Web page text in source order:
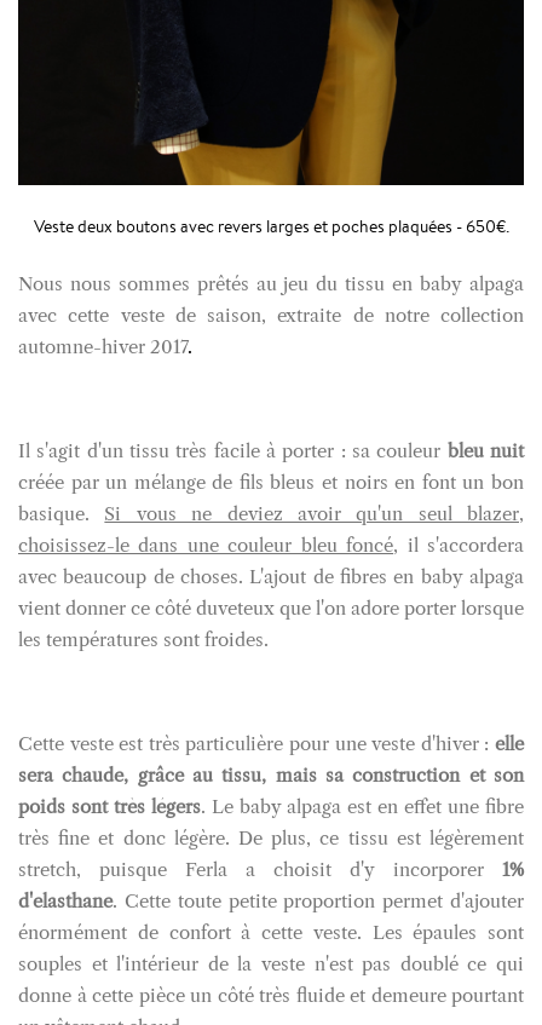
Veste deux boutons avec revers larges et poches plaquées - 650€.
Nous nous sommes prêtés au jeu du tissu en baby alpaga
avec cette veste de saison, extraite de notre collection
automne-hiver 2017.
Il s'agit d'un tissu très facile à porter : sa couleur bleu nuit
créée par un mélange de fils bleus et noirs en font un bon
basique. Si vous ne deviez avoir qu'un seul blazer,
choisissez-le dans une couleur bleu foncé, il s'accordera
avec beaucoup de choses. L'ajout de fibres en baby alpaga
vient donner ce côté duveteux que l'on adore porter lorsque
les températures sont froides.
Cette veste est très particulière pour une veste d'hiver : elle
sera chaude, grâce au tissu, mais sa construction et son
poids sont très légers. Le baby alpaga est en effet une fibre
très fine et donc légère. De plus, ce tissu est légèrement
stretch, puisque Ferla a choisit d'y incorporer 1%
d'elasthane. Cette toute petite proportion permet d'ajouter
énormément de confort à cette veste. Les épaules sont
souples et l'intérieur de la veste n'est pas doublé ce qui
donne à cette pièce un côté très fluide et demeure pourtant